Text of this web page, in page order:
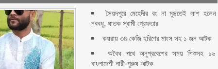
সৈয়দপুরে মেহেদীর রং না মুছতেই লাশ হলেন
নববধূ, ঘাতক স্বামী গ্রেফতার
কয়রায় ৩৪ কেজি হরিণের মাংস সহ ১ জন আটক
অবৈধ পথে অনুপ্রবেশের সময় শিশুসহ ১৬
বাংলাদেশী নারী-পুরুষ আটক